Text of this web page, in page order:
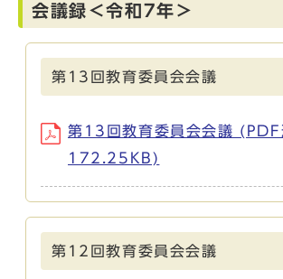
会議録＜令和7年＞
第13回教育委員会会議
第13回教育委員会会議 (PDF
172.25KB)
第12回教育委員会会議